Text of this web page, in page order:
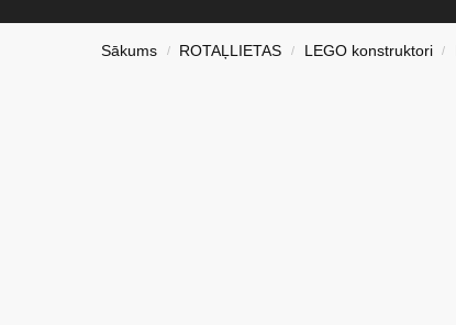
Sākums / ROTAĻLIETAS / LEGO konstruktori /